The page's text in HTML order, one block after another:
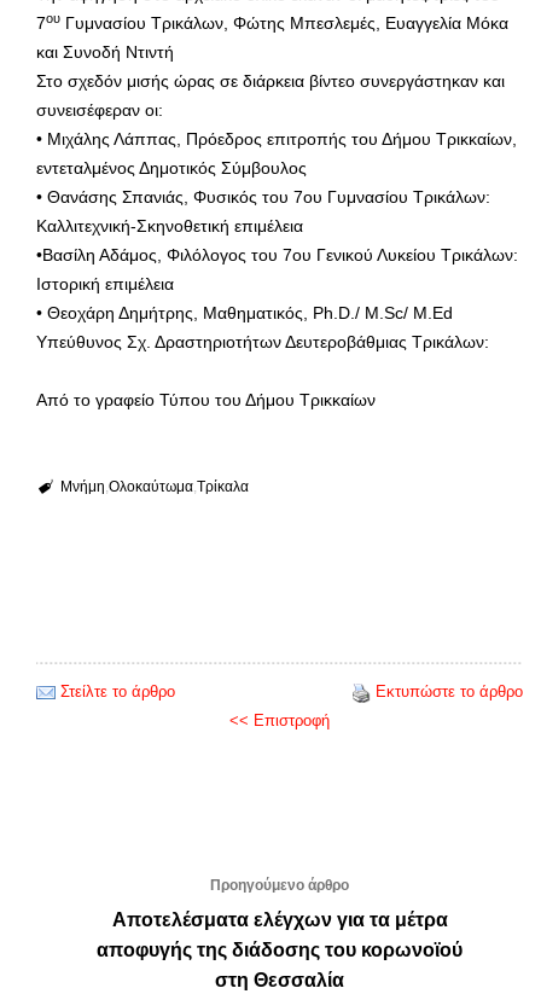
7ου Γυμνασίου Τρικάλων, Φώτης Μπεσλεμές, Ευαγγελία Μόκα
και Συνοδή Ντιντή
Στο σχεδόν μισής ώρας σε διάρκεια βίντεο συνεργάστηκαν και
συνεισέφεραν οι:
• Μιχάλης Λάππας, Πρόεδρος επιτροπής του Δήμου Τρικκαίων,
εντεταλμένος Δημοτικός Σύμβουλος
• Θανάσης Σπανιάς, Φυσικός του 7ου Γυμνασίου Τρικάλων:
Καλλιτεχνική-Σκηνοθετική επιμέλεια
•Βασίλη Αδάμος, Φιλόλογος του 7ου Γενικού Λυκείου Τρικάλων:
Ιστορική επιμέλεια
• Θεοχάρη Δημήτρης, Μαθηματικός, Ph.D./ M.Sc/ M.Ed
Υπεύθυνος Σχ. Δραστηριοτήτων Δευτεροβάθμιας Τρικάλων:
Από το γραφείο Τύπου του Δήμου Τρικκαίων
Μνήμη Ολοκαύτωμα Τρίκαλα
Στείλτε το άρθρο
Εκτυπώστε το άρθρο
<< Επιστροφή
Προηγούμενο άρθρο
Αποτελέσματα ελέγχων για τα μέτρα
αποφυγής της διάδοσης του κορωνοϊού
στη Θεσσαλία